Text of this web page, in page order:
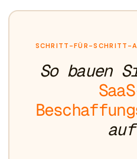
SCHRITT-FÜR-SCHRITT-
So bauen
auf